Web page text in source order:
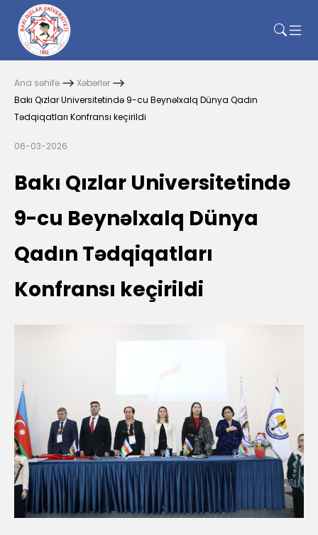
Ana səhifə
Xəbərlər
Bakı Qızlar Universitetində 9-cu Beynəlxalq Dünya Qadın
Tədqiqatları Konfransı keçirildi
06-03-2026
Bakı Qızlar Universitetində
9-cu Beynəlxalq Dünya
Qadın Tədqiqatları
Konfransı keçirildi